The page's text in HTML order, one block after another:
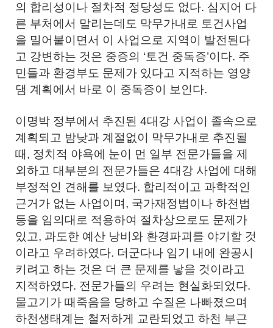
의 합리성이나 절차적 정당성도 없다. 심지어 다
른 부처에서 말리는데도 막무가내로 토건사업
을 밀어붙이면서 이 사업으로 지역이 발전된다
고 강변하는 것은 중증의 ‘토건 중독증’이다. 주
민들과 환경부도 문제가 있다고 지적하는 영양
댐 계획에서 바로 이 중독증이 보인다.
이명박 정부에서 추진된 4대강 사업이 졸속으로
계획되고 밤낮과 계절없이 막무가내로 추진될
때, 정치적 야욕에 눈이 먼 일부 전문가들을 제
외하고 대부분의 전문가들은 4대강 사업에 대해
부정적인 견해를 보였다. 합리적이고 과학적인
근거가 없는 사업이며, 국가재정법이나 하천법
등을 임의대로 적용하여 절차상으로도 문제가
있고, 과도한 예산 낭비와 환경파괴를 야기할 것
이라고 우려하였다. 더군다나 임기 내에 완공시
키려고 하는 것은 더 큰 문제를 낳을 것이라고
지적하였다. 전문가들의 우려는 현실화되었다.
물고기가 때죽음을 당하고 수질은 나빠졌으며
하천생태계는 철저하게 교란되었고 하천 부근